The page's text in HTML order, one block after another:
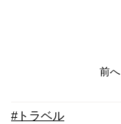
前へ
#トラベル